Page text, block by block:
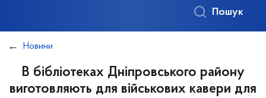
Пошук
Новини
В бібліотеках Дніпровського району
виготовляють для військових кавери для